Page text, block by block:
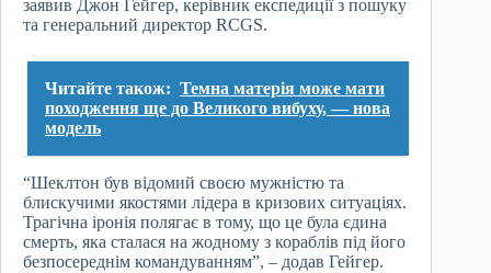
заявив Джон Гейгер, керівник експедиції з пошуку
та генеральний директор RCGS.
Читайте також: Темна матерія може мати
походження ще до Великого вибуху, — нова
модель
“Шеклтон був відомий своєю мужністю та
блискучими якостями лідера в кризових ситуаціях.
Трагічна іронія полягає в тому, що це була єдина
смерть, яка сталася на жодному з кораблів під його
безпосереднім командуванням”, – додав Гейгер.